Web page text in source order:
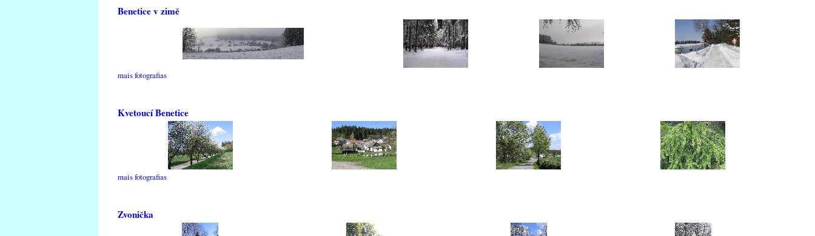
Benetice v zimě
mais fotografias
Kvetoucí Benetice
mais fotografias
Zvonička